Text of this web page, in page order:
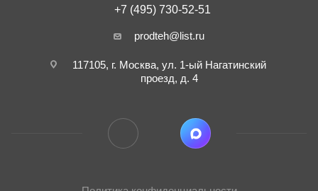
+7 (495) 730-52-51
prodteh@list.ru
117105, г. Москва, ул. 1-ый Нагатинский
проезд, д. 4